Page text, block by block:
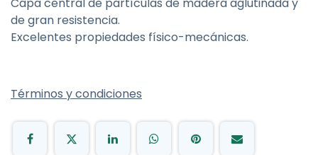
Capa central de partículas de madera aglutinada y
de gran resistencia.
Excelentes propiedades físico-mecánicas.
Términos y condiciones